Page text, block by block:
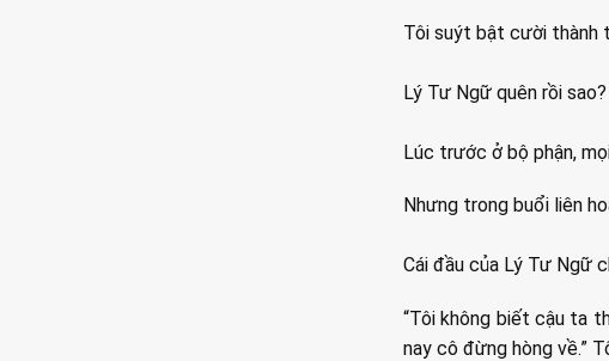
Tôi suýt bật cười thành
Lý Tư Ngữ quên rồi
Lúc trước ở bộ phận,
Nhưng trong buổi liên
Cái đầu của Lý Tư Ngữ
“Tôi không biết cậu ta
nay cô đừng hòng về.”